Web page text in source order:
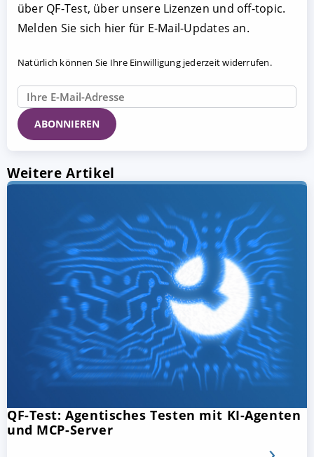
über QF-Test, über unsere Lizenzen und off-topic.
Melden Sie sich hier für E-Mail-Updates an.
Natürlich können Sie Ihre Einwilligung jederzeit widerrufen.
Weitere Artikel
QF-Test: Agentisches Testen mit KI-Agenten
und MCP-Server